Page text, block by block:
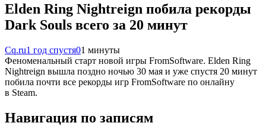
Elden Ring Nightreign побила рекорды
Dark Souls всего за 20 минут
Cq.ru1 год спустя01 минуты
Феноменальный старт новой игры FromSoftware. Elden Ring
Nightreign вышла поздно ночью 30 мая и уже спустя 20 минут
побила почти все рекорды игр FromSoftware по онлайну
в Steam.
Навигация по записям